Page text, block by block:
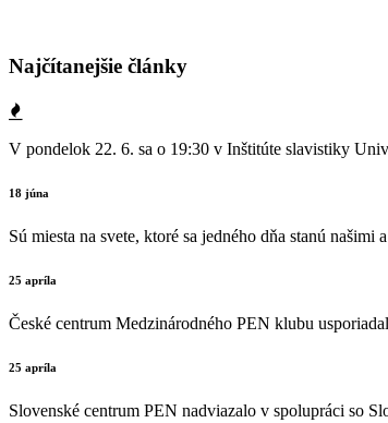
Najčítanejšie články
V pondelok 22. 6. sa o 19:30 v Inštitúte slavistiky
18 júna
Sú miesta na svete, ktoré sa jedného dňa stanú
25 apríla
České centrum Medzinárodného PEN klubu
25 apríla
Slovenské centrum PEN nadviazalo v spolupráci so